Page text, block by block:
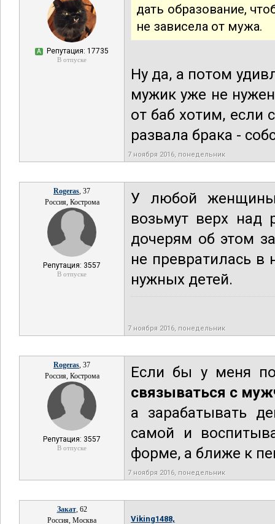
А Репутация: 17735
В отпуске
дать образование,
не зависела от мужа.
Ну да, а потом
мужик уже не
от баб хотим, если
развала брака -
7 ноября 2016, понедельник
Rogeras, 37
Россия, Кострома
Репутация: 3557
В отпуске
У любой
возьмут верх над
дочерям об этом
не превратилась в
нужных детей.
7 ноября 2016, понедельник
Rogeras, 37
Россия, Кострома
Репутация: 3557
В отпуске
Если бы у меня
связываться с
а зарабатывать
самой и
форме, а ближе к
7 ноября 2016, понедельник
Закат, 62
Россия, Москва
Viking1488,